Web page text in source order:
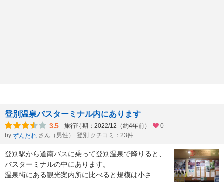
登別温泉バスターミナル内にあります
3.5 旅行時期：2022/12（約4年前）
0
by ずんだれ さん（男性） 登別 クチコミ：23件
登別駅から道南バスに乗って登別温泉で降りると、
バスターミナルの中にあります。
温泉街にある観光案内所に比べると規模は小さ ...